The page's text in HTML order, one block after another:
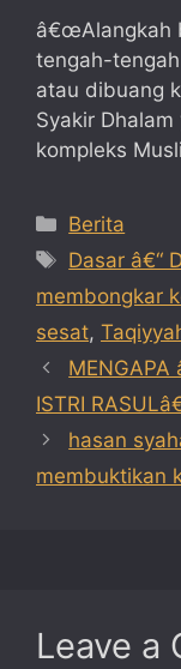
â€œAlangkah
tengah-
atau dibuang
Syakir
kompleks
Categories
Berita
Tags
Dasar â€“
membongkar
sesat,
MENGAPA
ISTRI
hasan
membuktikan
Leave a